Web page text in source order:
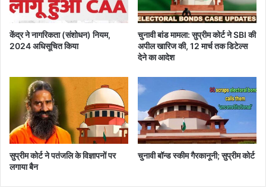
म
र्प
केंद्र ने नागरिकता (संशोधन) नियम,
2024 अधिसूचित किया
चुनावी बांड मामला: सुप्रीम कोर्ट ने SBI की
अपील खारिज की, 12 मार्च तक डिटेल्स
देने का आदेश
सुप्रीम कोर्ट ने पतंजलि के विज्ञापनों पर
लगाया बैन
चुनावी बॉन्ड स्कीम गैरकानूनी; सुप्रीम कोर्ट